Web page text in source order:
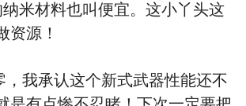
米材料也叫便宜。这小丫头这
资源！
承认这个新式武器性能还不